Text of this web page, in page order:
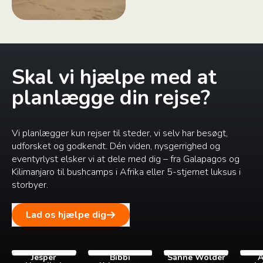
Skal vi hjælpe med at
planlægge din rejse?
Vi planlægger kun rejser til steder, vi selv har besøgt,
udforsket og godkendt. Dén viden, nysgerrighed og
eventyrlyst elsker vi at dele med dig – fra Galapagos og
Kilimanjaro til bushcamps i Afrika eller 5-stjernet luksus i
storbyer.
Lad os hjælpe dig
Jesper Bibbi Sanne Wolder